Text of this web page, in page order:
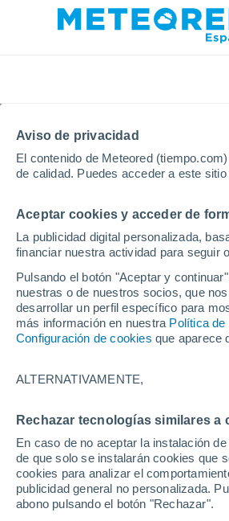
Aviso de privacidad
El contenido de Meteored
de calidad. Puedes acceder a este
Aceptar cookies y acceder de
La publicidad digital personalizada,
financiar nuestra actividad para seguir
Pulsando el botón "Aceptar y
nuestras o de nuestros socios, que
desarrollar un perfil específico para
más información en nuestra Política de
Configuración de cookies que aparece
ALTERNATIVAMENTE,
Rechazar tecnologías similares a
En caso de no aceptar la instalación
de que solo se instalarán cookies que
cookies para analizar el
publicidad general no personalizada.
abono pulsando el botón "Rechazar".
Inicio Venezuela Estado
El Tiempo
Hoy, 6 agosto Todo